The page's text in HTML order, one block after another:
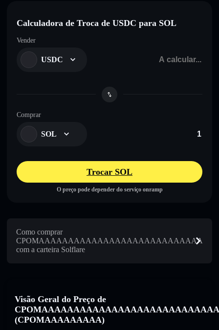
Calculadora de Troca de USDC para SOL
Vender
USDC
Comprar
SOL
Trocar SOL
O preço pode depender do serviço onramp
Como comprar
CPOMAAAAAAAAAAAAAAAAAAAAAAAAAAAA
com a carteira Solflare
Visão Geral do Preço de
CPOMAAAAAAAAAAAAAAAAAAAAAAAAAAAA
(CPOMAAAAAAAAA)